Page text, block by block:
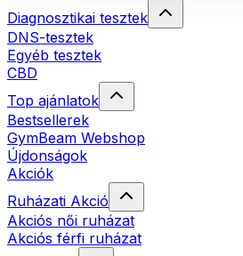
Diagnosztikai tesztek
DNS-tesztek
Egyéb tesztek
CBD
Top ajánlatok
Bestsellerek
GymBeam Webshop
Újdonságok
Akciók
Ruházati Akció
Akciós női ruházat
Akciós férfi ruházat